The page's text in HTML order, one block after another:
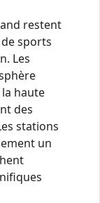
restent
sports
Les
haute
des
stations
un